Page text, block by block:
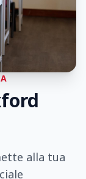
alla tua